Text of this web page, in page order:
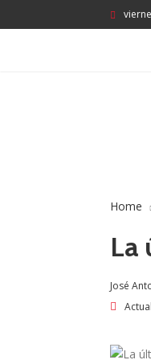
Home
La
José